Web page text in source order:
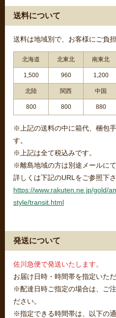
送料について
送料は地域別で、お客様にご負
北海道 北東北 南東北
1,500 960 1,200
北陸 関西 中国
800 800 880
※上記の送料の中に箱代、梱包
す。
※上記は全て税込みです。
※離島地域の方は別途メールに
詳しくは下記のURLをご参照下さ
https://www.rakuten.ne.jp/gold/
style/transit.html
発送について
佐川急便で発送いたします。
お届け日時・時間帯を指定いただ
※配達日時ご指定の場合は、ご
ださい。
※指定できる時間帯は、以下の通